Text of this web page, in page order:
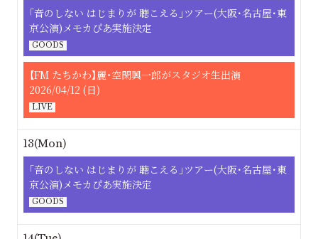
｢⾳のしない はじまりが 聴こえる｣ツアー(大阪･名古屋･東
京公演)メモカぴあ実施決定
GOODS
【FM たちかわ】麗・空閑興一郎がスタジオ生出演
2026/04/12 (日)
LIVE
13(Mon)
｢⾳のしない はじまりが 聴こえる｣ツアー(大阪･名古屋･東
京公演)メモカぴあ実施決定
GOODS